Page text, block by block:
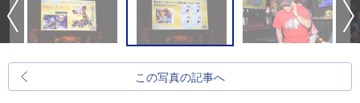
この写真の記事へ